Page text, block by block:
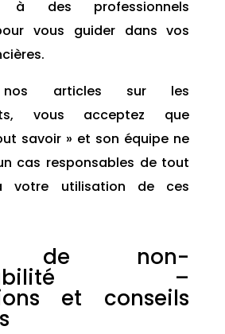
des professionnels
vous guider dans vos
articles sur les
vous acceptez que
savoir » et son équipe ne
cas responsables de tout
votre utilisation de ces
de non-
–
et conseils